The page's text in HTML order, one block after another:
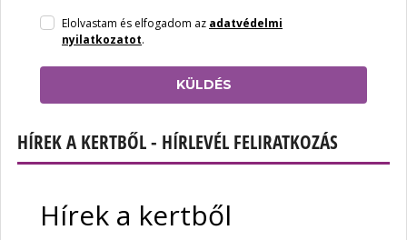
Elolvastam és elfogadom az adatvédelmi
nyilatkozatot.
KÜLDÉS
HÍREK A KERTBŐL - HÍRLEVÉL FELIRATKOZÁS
Hírek a kertből